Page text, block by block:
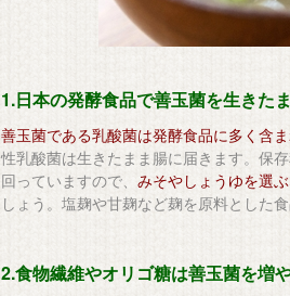
1.日本の発酵食品で善玉菌を生きた
善玉菌である乳酸菌は発酵食品に多く含ま
性乳酸菌は生きたまま腸に届きます。保
回っていますので、 みそやしょうゆを選
しょう。塩麹や甘麹など麹を原料とした
2.食物繊維やオリゴ糖は善玉菌を増